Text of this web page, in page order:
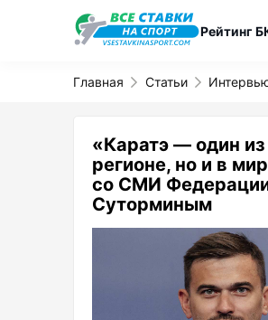
Рейтинг
Главная Статьи
«Каратэ — один
регионе, но и в
со СМИ Федерации
Суторминым